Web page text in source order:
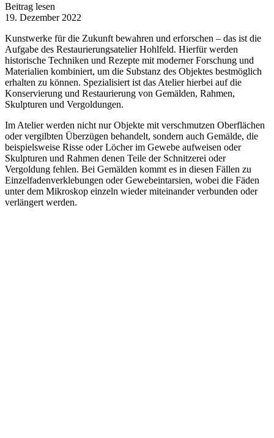
Beitrag lesen
19. Dezember 2022
Kunstwerke für die Zukunft bewahren und erforschen – das ist die
Aufgabe des Restaurierungsatelier Hohlfeld. Hierfür werden
historische Techniken und Rezepte mit moderner Forschung und
Materialien kombiniert, um die Substanz des Objektes bestmöglich
erhalten zu können. Spezialisiert ist das Atelier hierbei auf die
Konservierung und Restaurierung von Gemälden, Rahmen,
Skulpturen und Vergoldungen.
Im Atelier werden nicht nur Objekte mit verschmutzen Oberflächen
oder vergilbten Überzügen behandelt, sondern auch Gemälde, die
beispielsweise Risse oder Löcher im Gewebe aufweisen oder
Skulpturen und Rahmen denen Teile der Schnitzerei oder
Vergoldung fehlen. Bei Gemälden kommt es in diesen Fällen zu
Einzelfadenverklebungen oder Gewebeintarsien, wobei die Fäden
unter dem Mikroskop einzeln wieder miteinander verbunden oder
verlängert werden.